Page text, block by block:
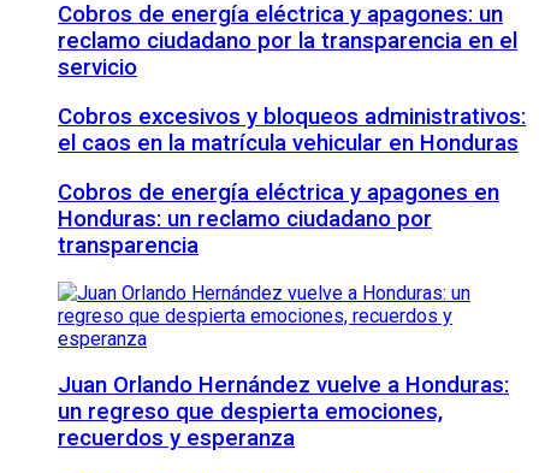
Cobros de energía eléctrica y apagones: un
reclamo ciudadano por la transparencia en el
servicio
Cobros excesivos y bloqueos administrativos:
el caos en la matrícula vehicular en Honduras
Cobros de energía eléctrica y apagones en
Honduras: un reclamo ciudadano por
transparencia
Juan Orlando Hernández vuelve a Honduras:
un regreso que despierta emociones,
recuerdos y esperanza